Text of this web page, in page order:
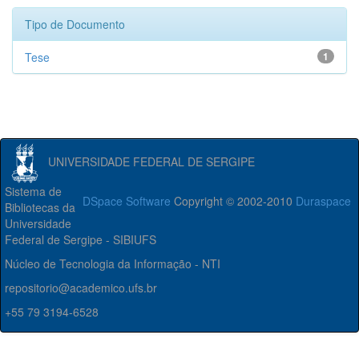
Tipo de Documento
1
Tese
UNIVERSIDADE FEDERAL DE SERGIPE
DSpace Software Copyright © 2002-2010 Duraspace
Sistema de
Bibliotecas da
Universidade
Federal de Sergipe - SIBIUFS
Núcleo de Tecnologia da Informação - NTI
repositorio@academico.ufs.br
+55 79 3194-6528